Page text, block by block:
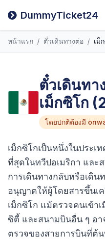
DummyTicket24
หน้าแรก / ตั๋วเดินทางต่อ / เม็
ตั๋วเดินทา
เม็กซิโก
โดยปกติต้องมี
เม็กซิโกเป็นหนึ่งในประเ
ที่สุดในทวีปอเมริกา และ
การเดินทางกลับหรือเดิน
อนุญาตให้ผู้โดยสารขึ้นเ
เม็กซิโก แม้ตรวจคนเข้า
ซิตี้ และสนามบินอื่น ๆ อา
ตรวจของสายการบินที่ต้